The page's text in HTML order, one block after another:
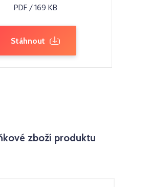
PDF / 169 KB
Stáhnout
zboží produktu